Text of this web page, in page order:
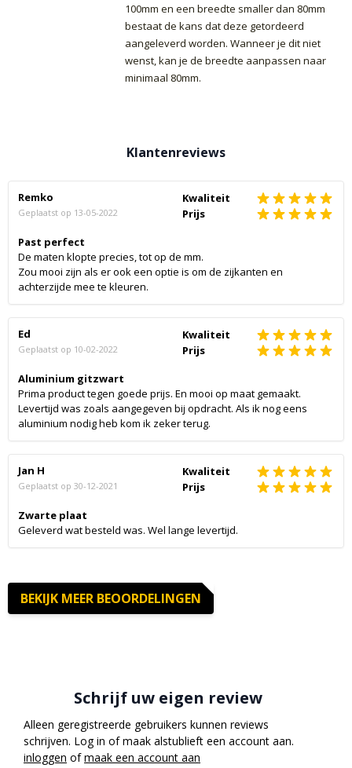
100mm en een breedte smaller dan 80mm
bestaat de kans dat deze getordeerd
aangeleverd worden. Wanneer je dit niet
wenst, kan je de breedte aanpassen naar
minimaal 80mm.
Klantenreviews
Remko
Geplaatst op 13-05-2022
Kwaliteit
Prijs
Past perfect
De maten klopte precies, tot op de mm.
Zou mooi zijn als er ook een optie is om de zijkanten en
achterzijde mee te kleuren.
Ed
Geplaatst op 10-02-2022
Kwaliteit
Prijs
Aluminium gitzwart
Prima product tegen goede prijs. En mooi op maat gemaakt.
Levertijd was zoals aangegeven bij opdracht. Als ik nog eens
aluminium nodig heb kom ik zeker terug.
Jan H
Geplaatst op 30-12-2021
Kwaliteit
Prijs
Zwarte plaat
Geleverd wat besteld was. Wel lange levertijd.
BEKIJK MEER BEOORDELINGEN
Schrijf uw eigen review
Alleen geregistreerde gebruikers kunnen reviews
schrijven. Log in of maak alstublieft een account aan.
inloggen ofmaak een account aan